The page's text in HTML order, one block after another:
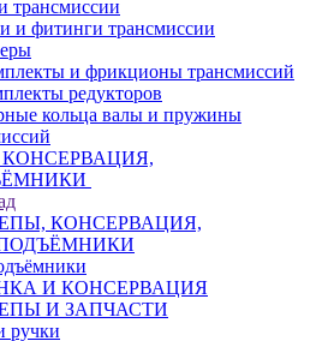
трансмиссии
и фитинги трансмиссии
и фрикционы трансмиссий
редукторов
кольца валы и пружины
КОНСЕРВАЦИЯ,
И КОНСЕРВАЦИЯ
И ЗАПЧАСТИ
ручки